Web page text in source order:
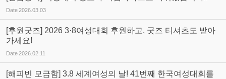
Date2026.03.03
[후원굿즈] 2026 3·8여성대회 후원하고, 굿즈 티셔츠도 받아
가세요!
Date2026.02.11
[해피빈 모금함] 3.8 세계여성의 날! 41번째 한국여성대회를